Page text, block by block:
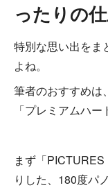
ったりの
特別な思い出をま
よね。
筆者のおすすめは
「プレミアムハー
まず「
りした、180度パ